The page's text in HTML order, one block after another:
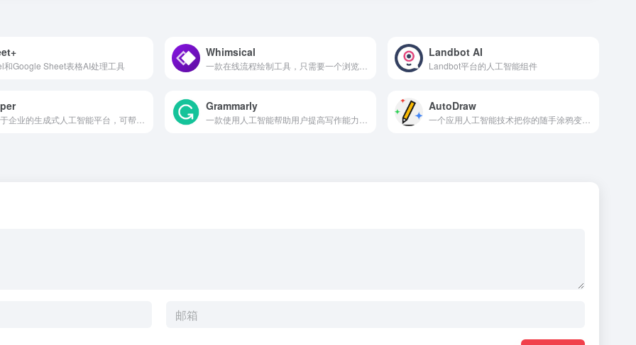
和Google Sheet表格AI处理工具
Whimsical Landbot AI
Landbot平台的人工智能组件
Grammarly AutoDraw